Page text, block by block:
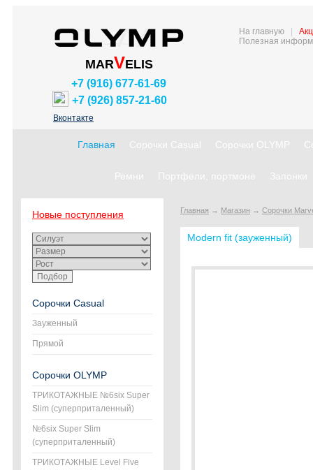
MARVELIS
+7 (916) 677-61-69
+7 (926) 857-21-60
Вконтакте
На главную
Полезная
Главная Сорочки Casual Сорочки OLYMP
Ремни Портфели, портмоне Запонки
Новые поступления
Сорочки Casual
Зауженный
Прямой
Сорочки OLYMP
ТРИКОТАЖНЫЕ №6six Super
Slim (суперприталенный)
№6six Super Slim
(суперприталенный)
ТРИКОТАЖНЫЕ Level Five
Главная → Магазин → Сорочки
Modern fit (зауженный)